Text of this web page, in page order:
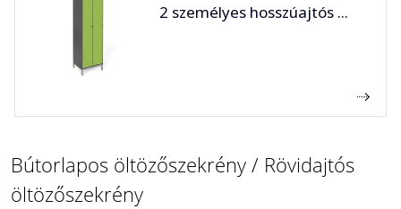
2 személyes hosszúajtós ...
Bútorlapos öltözőszekrény / Rövidajtós
öltözőszekrény